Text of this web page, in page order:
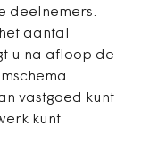
deelnemers.
aantal
u na afloop de
vastgoed kunt
kunt